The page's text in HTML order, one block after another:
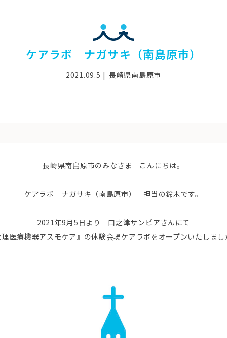
ケアラボ ナガサキ（南島原市）
2021.09.5 長崎県南島原市
長崎県南島原市のみなさま こんにちは。
ケアラボ ナガサキ（南島原市） 担当の鈴木です。
2021年9月5日より 口之津サンピアさんにて
理医療機器アスモケア』の体験会場ケアラボをオープンいたしまし